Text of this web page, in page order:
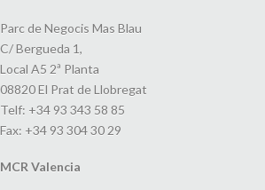
Parc de Negocis Mas Blau
C/ Bergueda 1,
Local A5 2ª Planta
08820 El Prat de Llobregat
Telf: +34 93 343 58 85
Fax: +34 93 304 30 29
MCR Valencia